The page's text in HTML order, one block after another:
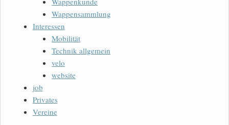
Wappensammlung
Interessen
Mobilität
Technik allgemein
velo
website
job
Privates
Vereine